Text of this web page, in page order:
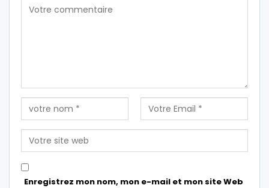
Enregistrez mon nom, mon e-mail et mon site Web